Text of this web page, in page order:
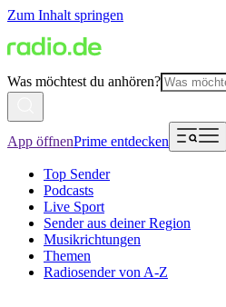
Zum Inhalt springen
Was möchtest du anhören?
App öffnenPrime entdecken
Top Sender
Podcasts
Live Sport
Sender aus deiner Region
Musikrichtungen
Themen
Radiosender von A-Z